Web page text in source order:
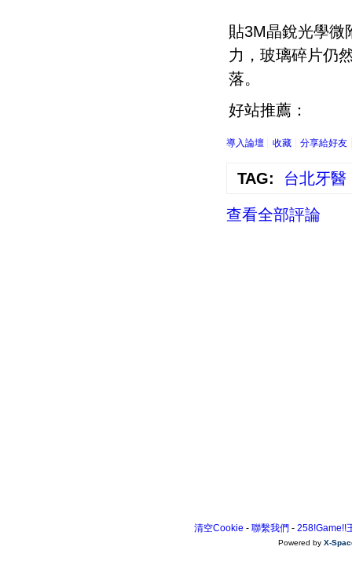
貼3M晶銳光學微
力，玻璃碎片仍
落。
好站推薦：
導入論壇 收藏 分享給好友
TAG:
台北牙醫
查看全部評論
清空Cookie - 聯繫我們 - 258!Game!!
Powered by X-